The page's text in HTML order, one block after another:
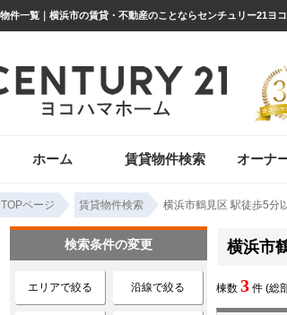
ホーム 賃貸物件検索 オーナ
TOPページ 賃貸物件検索 横浜市鶴見区 駅徒歩5分
横浜市
棟数 3 件 (総
検索条件の変更
エリアで絞る 沿線で絞る